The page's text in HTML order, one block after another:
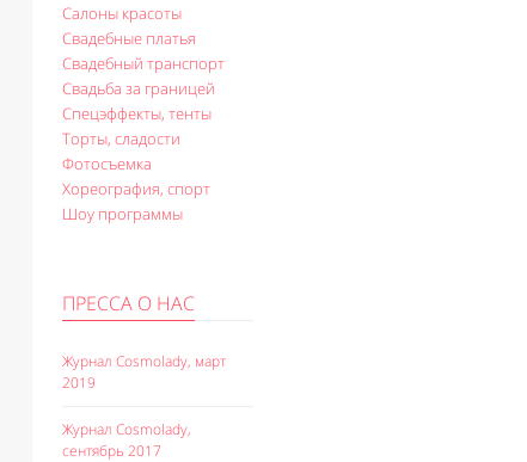
Салоны красоты
Свадебные платья
Свадебный транспорт
Свадьба за границей
Спецэффекты, тенты
Торты, сладости
Фотосъемка
Хореография, спорт
Шоу программы
ПРЕССА О НАС
Журнал Cosmolady, март
2019
Журнал Cosmolady,
сентябрь 2017